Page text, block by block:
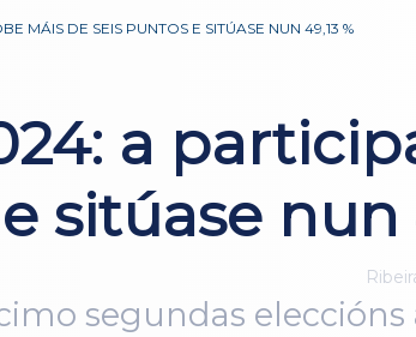
MÁIS DE SEIS PUNTOS E SITÚASE NUN 49,13 %
a
sitúase nun
segundas